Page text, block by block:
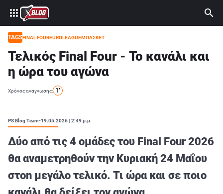
⚽ ΜΟΥΝΤΙΑΛ 2026
ΣΤΟΙΧΗΜΑ
CASINO
ΠΡΟΓΝΩΣΤΙΚΑ ΤIPSTERS
ΠΡΟΓΝΩΣΤΙΚΑ ΚΑΤΗΓΟΡΙΕΣ
ΔΙΑΓΩΝΙΣΜΟΙ
TSILI LEAGUE
BLOGS
TAGSFINAL FOUREUROLEAGUEΜΠΑΣΚΕΤ
Τελικός Final Four - Το κανάλι και
η ώρα του αγώνα
Χρόνος ανάγνωσης: 1’
PS Blog Team-19.05.2026 | 2:49 μ.μ.
Δύο από τις 4 ομάδες του Final Four 2026
θα αναμετρηθούν την Κυριακή 24 Μαΐου
στon μεγάλο τελικό. Τι ώρα και σε ποιο